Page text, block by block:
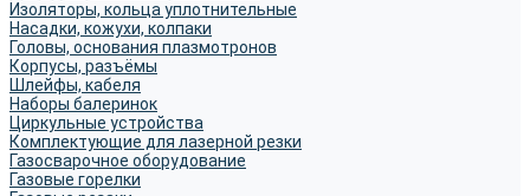
Изоляторы, кольца уплотнительные
Насадки, кожухи, колпаки
Головы, основания плазмотронов
Корпусы, разъёмы
Шлейфы, кабеля
Наборы балеринок
Циркульные устройства
Комплектующие для лазерной резки
Газосварочное оборудование
Газовые горелки